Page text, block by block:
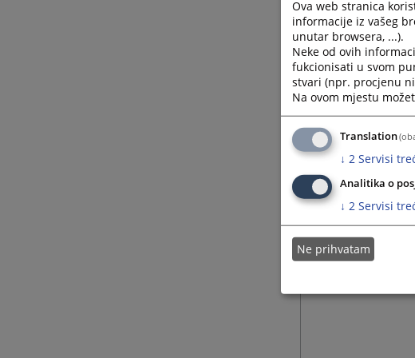
Ova web stranica
informacije iz vašeg
unutar browsera, ...).
Neke od ovih
fukcionisati u svom
stvari (npr. procjenu
Na ovom mjestu
Translation
↓ 2 Servisi
Analitika o
↓ 2 Servisi
Ne prihvatam